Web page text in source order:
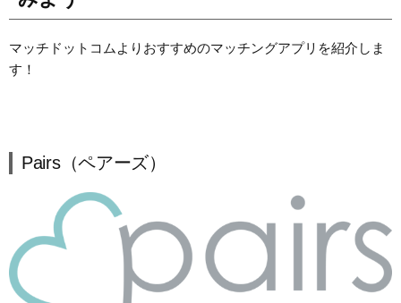
マッチドットコムよりおすすめのマッチングアプリを紹介しま
す！
Pairs（ペアーズ）